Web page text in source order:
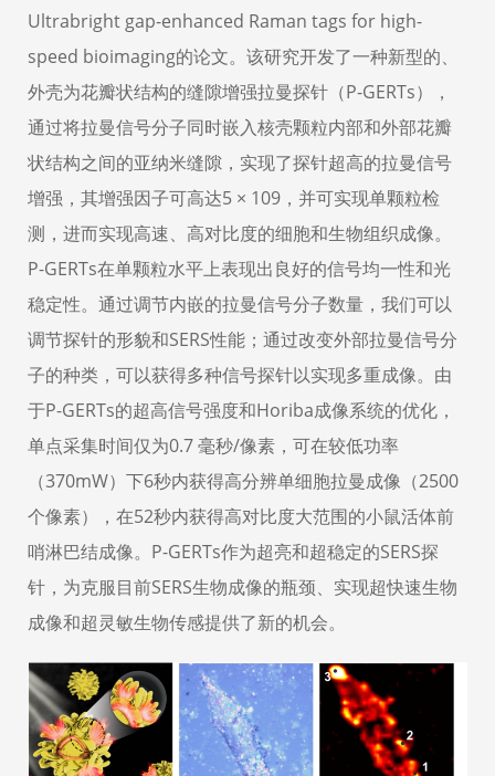
Ultrabright gap-enhanced Raman tags for high-
speed bioimaging的论文。该研究开发了一种新型的、
外壳为花瓣状结构的缝隙增强拉曼探针（P-GERTs），
通过将拉曼信号分子同时嵌入核壳颗粒内部和外部花瓣
状结构之间的亚纳米缝隙，实现了探针超高的拉曼信号
增强，其增强因子可高达5 × 109，并可实现单颗粒检
测，进而实现高速、高对比度的细胞和生物组织成像。
P-GERTs在单颗粒水平上表现出良好的信号均一性和光
稳定性。通过调节内嵌的拉曼信号分子数量，我们可以
调节探针的形貌和SERS性能；通过改变外部拉曼信号分
子的种类，可以获得多种信号探针以实现多重成像。由
于P-GERTs的超高信号强度和Horiba成像系统的优化，
单点采集时间仅为0.7 毫秒/像素，可在较低功率
（370mW）下6秒内获得高分辨单细胞拉曼成像（2500
个像素），在52秒内获得高对比度大范围的小鼠活体前
哨淋巴结成像。P-GERTs作为超亮和超稳定的SERS探
针，为克服目前SERS生物成像的瓶颈、实现超快速生物
成像和超灵敏生物传感提供了新的机会。